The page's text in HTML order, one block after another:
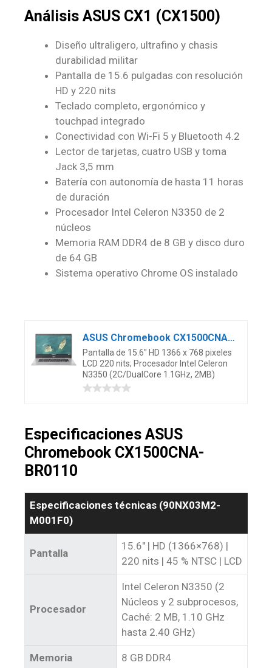
Análisis ASUS CX1 (CX1500)
Diseño ultraligero, ultrafino y chasis
durabilidad militar
Pantalla de 15.6 pulgadas con resolución
HD y 220 nits
Teclado completo, ergonómico y
touchpad integrado
Conectividad con Wi-Fi 5 y Bluetooth 4.2
Lector de tarjetas, cuatro USB y toma
Jack 3,5 mm
Batería con autonomía de hasta 11 horas
de duración
Procesador Intel Celeron N3350 de 2
núcleos
Memoria RAM DDR4 de 8 GB y disco duro
de 64 GB
Sistema operativo Chrome OS instalado
ASUS Chromebook CX1500CNA-BR0110 – Ordenador Portátil 15.6″ HD (Celeron N3350, 8GB RAM, 64GB eMMC, HD Graphics 500, Sistema operativo Chrome) Color Plata – Teclado QWERTY español
Pantalla de 15.6″ HD 1366 x 768 pixeles
LCD 220 nits; Procesador Intel Celeron
N3350 (2C/DualCore 1.1GHz, 2MB)
Especificaciones ASUS
Chromebook CX1500CNA-
BR0110
Especificaciones técnicas (‎90NX03M2-
M001F0)
Pantalla
15.6″ | HD (1366×768) |
220 nits | 45 % NTSC | LCD
Procesador
Intel Celeron N3350 (2
Núcleos y 2 subprocesos,
Caché: 2 MB, 1.10 GHz
hasta 2.40 GHz)
Memoria 8 GB DDR4